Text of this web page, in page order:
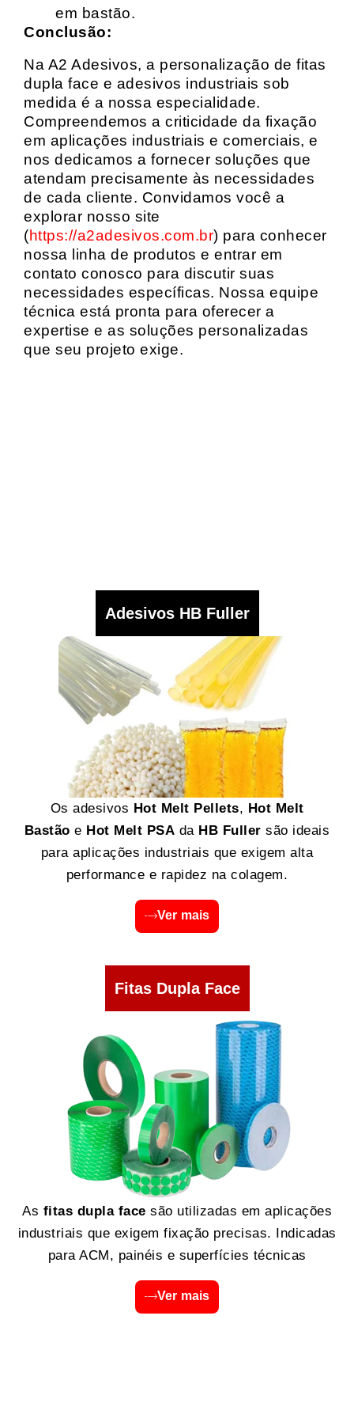
em bastão.
Conclusão:
Na A2 Adesivos, a personalização de fitas
dupla face e adesivos industriais sob
medida é a nossa especialidade.
Compreendemos a criticidade da fixação
em aplicações industriais e comerciais, e
nos dedicamos a fornecer soluções que
atendam precisamente às necessidades
de cada cliente. Convidamos você a
explorar nosso site
(https://a2adesivos.com.br) para conhecer
nossa linha de produtos e entrar em
contato conosco para discutir suas
necessidades específicas. Nossa equipe
técnica está pronta para oferecer a
expertise e as soluções personalizadas
que seu projeto exige.
Adesivos HB Fuller
Os adesivos Hot Melt Pellets, Hot Melt
Bastão e Hot Melt PSA da HB Fuller são ideais
para aplicações industriais que exigem alta
performance e rapidez na colagem.
Ver mais
Fitas Dupla Face
As fitas dupla face são utilizadas em aplicações
industriais que exigem fixação precisas. Indicadas
para ACM, painéis e superfícies técnicas
Ver mais